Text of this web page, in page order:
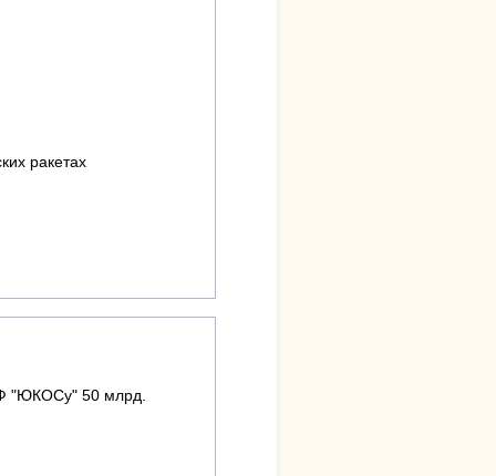
ракетах
"ЮКОСу" 50 млрд.